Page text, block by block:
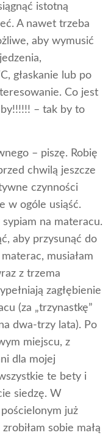
istotną
A nawet trzeba
aby wymusić
głaskanie lub po
Co jest
– tak by to
– piszę. Robię
chwilą jeszcze
czynności
w ogóle usiąść.
na materacu.
aby przysunąć do
musiałam
z trzema
zagłębienie
(za „trzynastkę”
dwa-trzy lata). Po
miejscu, z
dla mojej
te bety i
siedzę. W
już
sobie małą